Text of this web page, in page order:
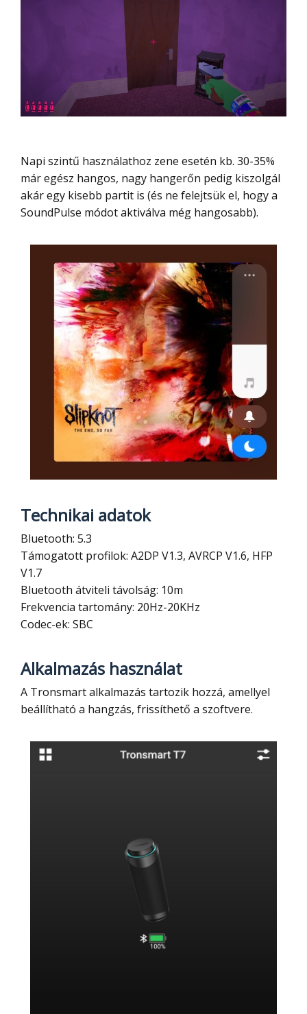
Napi szintű használathoz zene esetén kb. 30-35%
már egész hangos, nagy hangerőn pedig kiszolgál
akár egy kisebb partit is (és ne felejtsük el, hogy a
SoundPulse módot aktiválva még hangosabb).
Technikai adatok
Bluetooth: 5.3
Támogatott profilok: A2DP V1.3, AVRCP V1.6, HFP
V1.7
Bluetooth átviteli távolság: 10m
Frekvencia tartomány: 20Hz-20KHz
Codec-ek: SBC
Alkalmazás használat
A Tronsmart alkalmazás tartozik hozzá, amellyel
beállítható a hangzás, frissíthető a szoftvere.